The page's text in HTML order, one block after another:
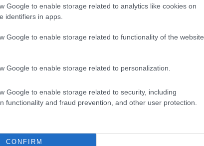
Google to enable storage related to analytics like cookies on
identifiers in apps.
Google to enable storage related to functionality of the website
Google to enable storage related to personalization.
Google to enable storage related to security, including
functionality and fraud prevention, and other user protection.
CONFIRM
úgy hallani.”